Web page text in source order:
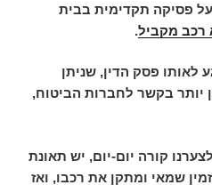
פסיקה תקדימית בבית
רכב מקביל.
לאותו פסק הדין, שניתן
יותר בקשר לחברות הביטוח,
קורה יום-יום, יש תאונת
שמאי ומתקן את רכבו, ואז